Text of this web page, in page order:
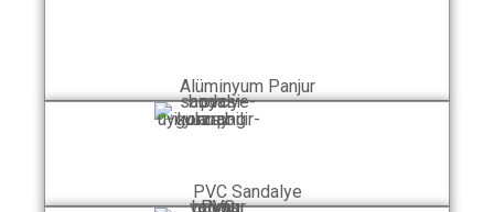
Alüminyum Panjur
PVC Sandalye